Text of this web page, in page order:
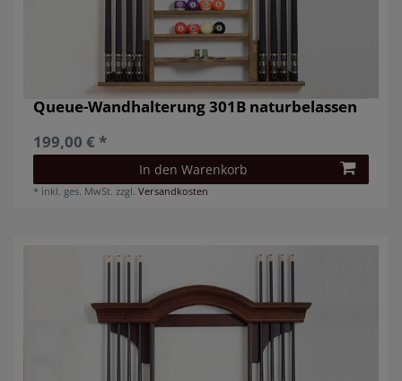
Queue-Wandhalterung 301B naturbelassen
199,00 € *
In den Warenkorb
* inkl. ges. MwSt. zzgl.Versandkosten